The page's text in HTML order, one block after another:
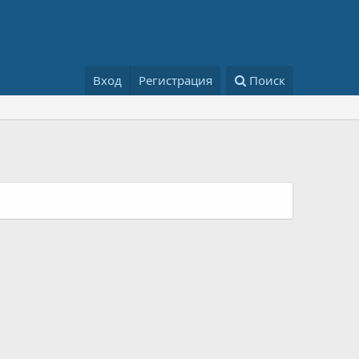
Вход Регистрация Поиск